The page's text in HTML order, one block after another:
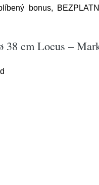
bonus,
38 cm Locus –